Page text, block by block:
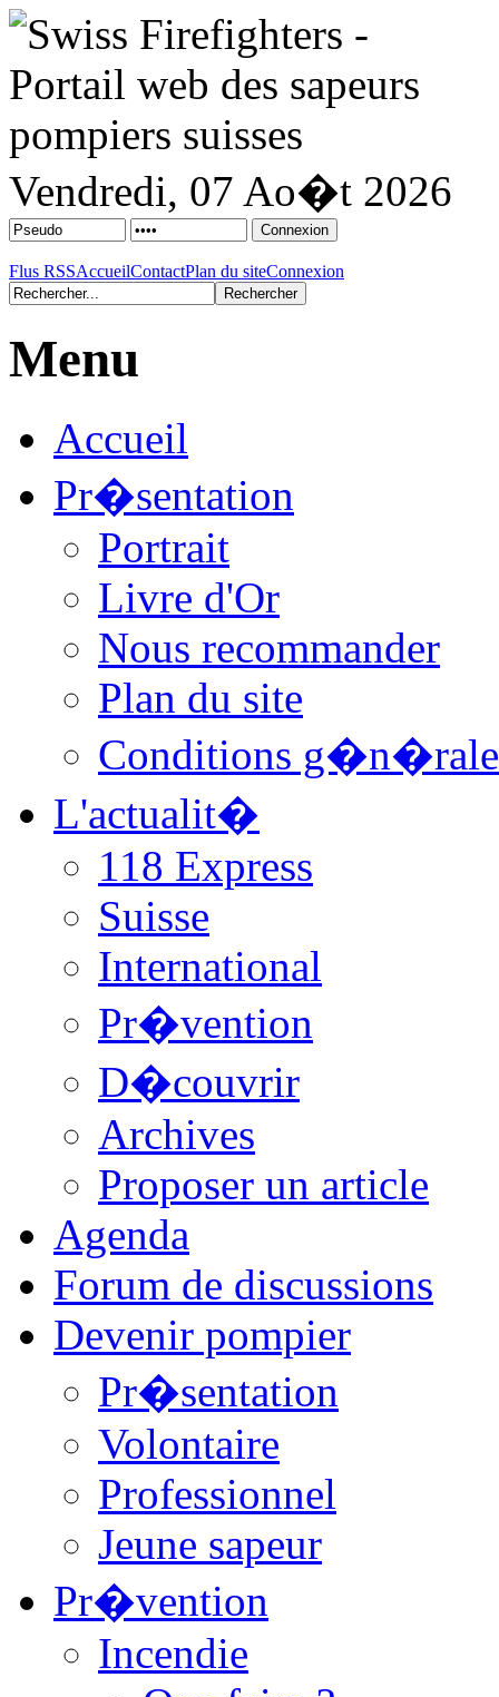
Vendredi, 07 Ao�t 2026
Flus RSSAccueilContactPlan du siteConnexion
Menu
Accueil
Pr�sentation
Portrait
Livre d'Or
Nous recommander
Plan du site
Conditions
L'actualit�
118 Express
Suisse
International
Pr�vention
D�couvrir
Archives
Proposer un article
Agenda
Forum de discussions
Devenir pompier
Pr�sentation
Volontaire
Professionnel
Jeune sapeur
Pr�vention
Incendie